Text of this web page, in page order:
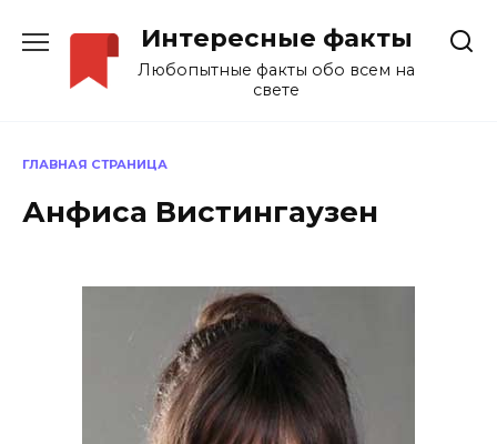
содержанию
Интересные факты
Любопытные факты обо всем на
свете
ГЛАВНАЯ СТРАНИЦА
Анфиса Вистингаузен